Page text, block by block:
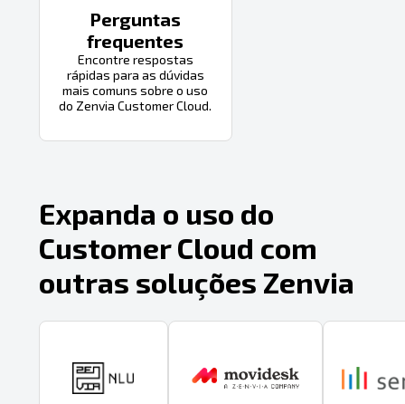
Perguntas
frequentes
Encontre respostas
rápidas para as dúvidas
mais comuns sobre o uso
do Zenvia Customer Cloud.
Expanda o uso do
Customer Cloud com
outras soluções Zenvia